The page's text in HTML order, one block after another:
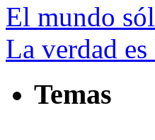
El mundo
La verdad
Temas